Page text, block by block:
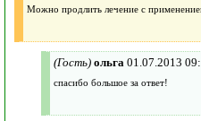
Можно продлить лечение с
(Гость) ольга 01.07.2013
спасибо большое за ответ!